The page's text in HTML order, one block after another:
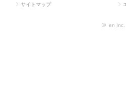
サイトマップ
© en Inc.